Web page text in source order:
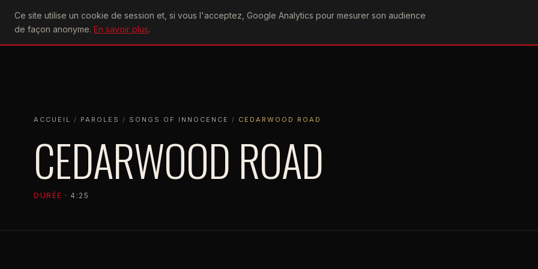
Ce site utilise un cookie de session et, si vous l'acceptez, Google Analytics pour mesurer son audience
de façon anonyme. En savoir plus.
U2achtung
ACCUEIL
ACTU CONCERTS DISCOGRAPHIEPAROLESVIDÉOGRAPHIEFORUMS
ACCUEIL / PAROLES / SONGS OF INNOCENCE / CEDARWOOD ROAD
CEDARWOOD ROAD
DURÉE · 4:25